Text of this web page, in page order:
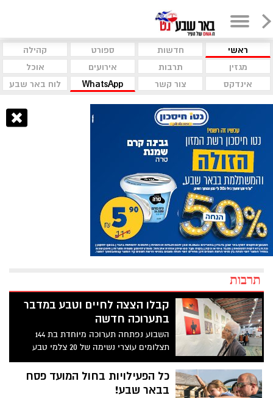
ראשי חדשות ספורט
קהילה
מגזין
תרבות אירועים
אוכל
אינדקס
צור קשר WhatsApp לוח באר שבע
תרבות
קבלו הצצה לחיים וטבע במדבר
בתערוכה חדשה
השבוע נפתחה תערוכה מיוחדת בת 144
תצלומים עוצרי נשימה של 20 צלמי טבע
תושבי הנגב בהשתתפות עשרות מבקרים.
התערוכה "ארץ בראשית" שמוצגת ללא עלות
לציבור הרחב במרכז מבקרים 'חלב בראשית'
כל הפעילויות בחול המועד פסח
בבאר שבע!